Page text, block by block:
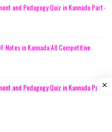
and Pedagogy Quiz in Kannada Part-
Notes in Kannada All Competitive
and Pedagogy Quiz in Kannada Part-